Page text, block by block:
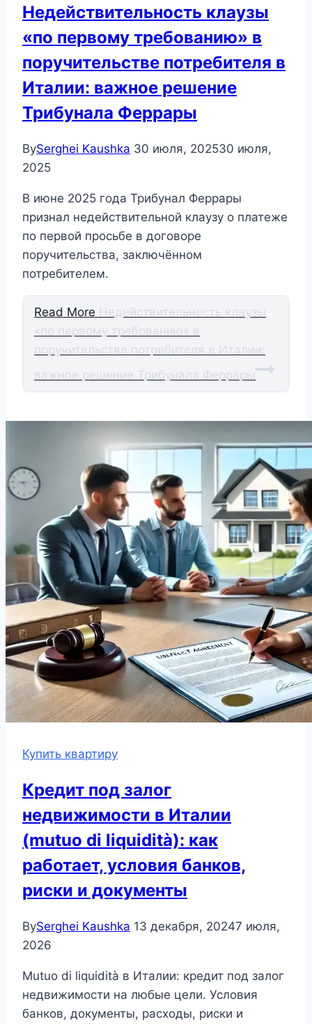
Недействительность клаузы
«по первому требованию» в
поручительстве потребителя в
Италии: важное решение
Трибунала Феррары
BySerghei Kaushka 30 июля, 202530 июля,
2025
В июне 2025 года Трибунал Феррары
признал недействительной клаузу о платеже
по первой просьбе в договоре
поручительства, заключённом
потребителем.
Read More Недействительность клаузы
«по первому требованию» в
поручительстве потребителя в Италии:
важное решение Трибунала Феррары
Купить квартиру
Кредит под залог
недвижимости в Италии
(mutuo di liquidità): как
работает, условия банков,
риски и документы
BySerghei Kaushka 13 декабря, 20247 июля,
2026
Mutuo di liquidità в Италии: кредит под залог
недвижимости на любые цели. Условия
банков, документы, расходы, риски и